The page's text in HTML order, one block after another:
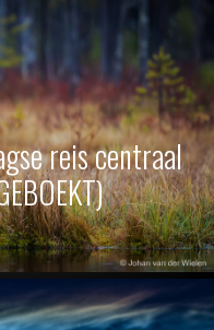
reis centraal